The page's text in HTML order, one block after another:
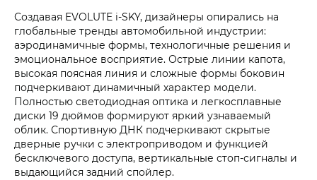
Создавая EVOLUTE i‑SKY, дизайнеры опирались на
глобальные тренды автомобильной индустрии:
аэродинамичные формы, технологичные решения и
эмоциональное восприятие. Острые линии капота,
высокая поясная линия и сложные формы боковин
подчеркивают динамичный характер модели.
Полностью светодиодная оптика и легкосплавные
диски 19 дюймов формируют яркий узнаваемый
облик. Спортивную ДНК подчеркивают скрытые
дверные ручки с электроприводом и функцией
бесключевого доступа, вертикальные стоп-сигналы и
выдающийся задний спойлер.